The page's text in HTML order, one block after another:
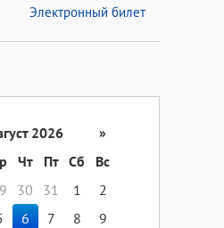
Электронный билет
2026
»
Чт Пт Сб
Вс
30 31 1
2
6 7 8
9